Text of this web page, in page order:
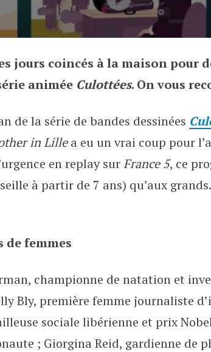
aime les Culottées
jours coincés à la maison pour
animée Culottées. On vous
de la série de bandes dessinées
in Lillea eu un vrai coup pour
en replay surFrance 5, ce
à partir de 7 ans) qu’aux
femmes
championne de natation et
Bly, première femme journaliste
sociale libérienne et prix
; Giorgina Reid, gardienne de